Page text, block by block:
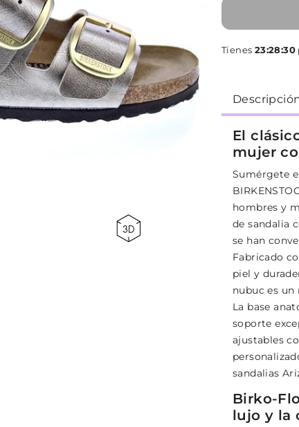
Tienes 23:28:30
El
mujer
Sumérgete
hombres y
de sandalia
se han
Fabricado
piel y
nubuc es un
La base
soporte
ajustables
sandalias
Birko-
lujo y la